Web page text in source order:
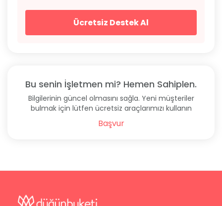
Ücretsiz Destek Al
Bu senin İşletmen mi? Hemen Sahiplen.
Bilgilerinin güncel olmasını sağla. Yeni müşteriler
bulmak için lütfen ücretsiz araçlarımızı kullanın
Başvur